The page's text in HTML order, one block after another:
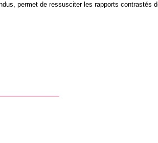
permet de ressusciter les rapports contrastés